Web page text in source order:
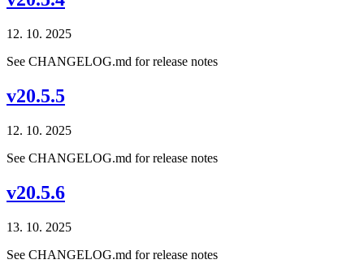
12. 10. 2025
See CHANGELOG.md for release notes
v20.5.5
12. 10. 2025
See CHANGELOG.md for release notes
v20.5.6
13. 10. 2025
See CHANGELOG.md for release notes